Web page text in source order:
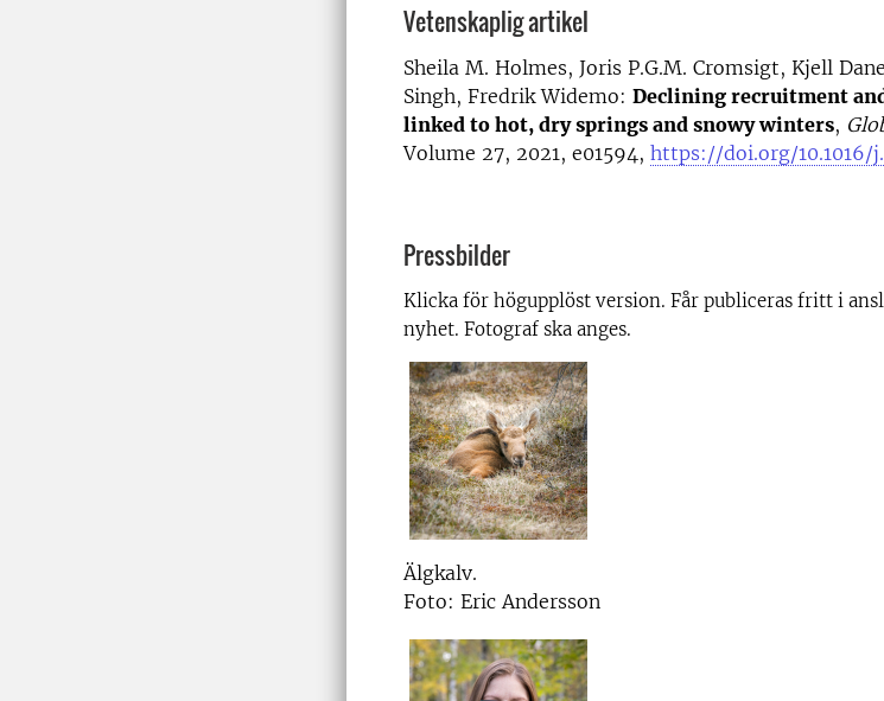
Vetenskaplig artikel
Sheila M. Holmes, Joris P.G.M. Cromsigt, Kjell
Singh, Fredrik Widemo: Declining recruitment
linked to hot, dry springs and snowy winters,
Volume 27, 2021, e01594, https://doi.org/10.1016/
Pressbilder
Klicka för högupplöst version. Får publiceras fritt i
nyhet. Fotograf ska anges.
Älgkalv.
Foto: Eric Andersson